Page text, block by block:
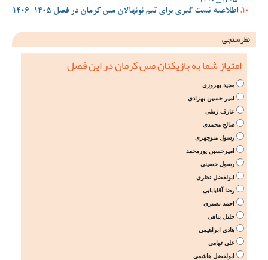
اطلاعیه تست گیری برای تیم نونهالان مس کرمان در فصل 1405-1406
نظرسنجی
امتیاز شما به بازیکنان مس کرمان در این فصل
مجید بهروزی
امیر حسین بهزادی
عارف زینلی
صالح محمدی
رسول منوچهری
امیرحسین پورمحمد
رسول حسینی
ابولفضل نظری
رضا آقابابایی
احمد نصیری
جلیل پناهی
هادی ابراهیمی
علی تهامی
ابولفضل هاشمی